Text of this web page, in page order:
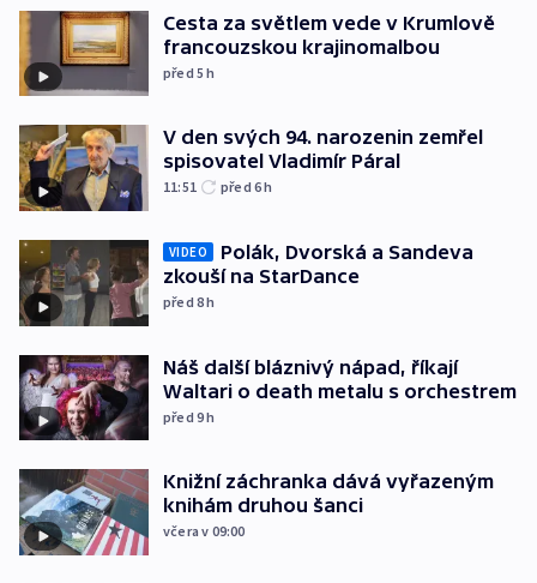
Cesta za světlem vede v Krumlově
francouzskou krajinomalbou
před 5h
V den svých 94. narozenin zemřel
spisovatel Vladimír Páral
11:51 před 6h
VIDEO
Polák, Dvorská a Sandeva
zkouší na StarDance
před 8h
Náš další bláznivý nápad, říkají
Waltari o death metalu s orchestrem
před 9h
Knižní záchranka dává vyřazeným
knihám druhou šanci
včera v 09:00